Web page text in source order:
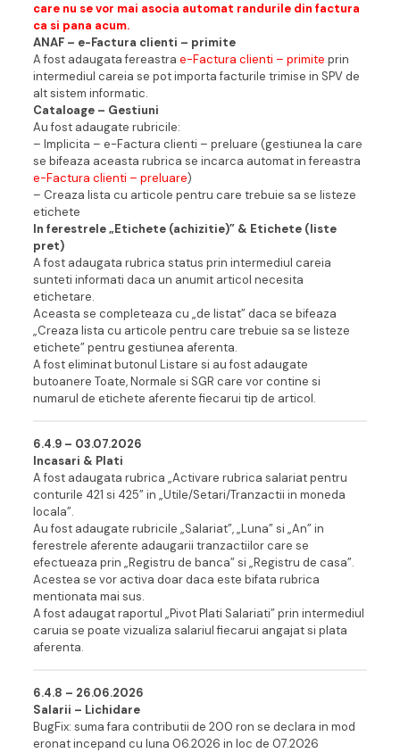
care nu se vor mai asocia automat randurile din factura
ca si pana acum.
ANAF – e-Factura clienti – primite
A fost adaugata fereastra e-Factura clienti – primite prin
intermediul careia se pot importa facturile trimise in SPV de
alt sistem informatic.
Cataloage – Gestiuni
Au fost adaugate rubricile:
– Implicita – e-Factura clienti – preluare (gestiunea la care
se bifeaza aceasta rubrica se incarca automat in fereastra
e-Factura clienti – preluare)
– Creaza lista cu articole pentru care trebuie sa se listeze
etichete
In ferestrele „Etichete (achizitie)” & Etichete (liste
pret)
A fost adaugata rubrica status prin intermediul careia
sunteti informati daca un anumit articol necesita
etichetare.
Aceasta se completeaza cu „de listat” daca se bifeaza
„Creaza lista cu articole pentru care trebuie sa se listeze
etichete” pentru gestiunea aferenta.
A fost eliminat butonul Listare si au fost adaugate
butoanere Toate, Normale si SGR care vor contine si
numarul de etichete aferente fiecarui tip de articol.
6.4.9 – 03.07.2026
Incasari & Plati
A fost adaugata rubrica „Activare rubrica salariat pentru
conturile 421 si 425” in „Utile/Setari/Tranzactii in moneda
locala”.
Au fost adaugate rubricile „Salariat”, „Luna” si „An” in
ferestrele aferente adaugarii tranzactiilor care se
efectueaza prin „Registru de banca” si „Registru de casa”.
Acestea se vor activa doar daca este bifata rubrica
mentionata mai sus.
A fost adaugat raportul „Pivot Plati Salariati” prin intermediul
caruia se poate vizualiza salariul fiecarui angajat si plata
aferenta.
6.4.8 – 26.06.2026
Salarii – Lichidare
BugFix: suma fara contributii de 200 ron se declara in mod
eronat incepand cu luna 06.2026 in loc de 07.2026